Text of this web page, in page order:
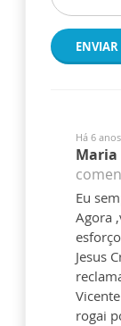
ENVIAR
Há 6 anos
Maria
Eu
Agora
Jesus
rogai